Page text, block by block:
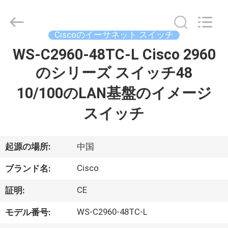
家
ビ
デ
オ
Ciscoのイーサネット スイッチ
WS-C2960-48TC-L Cisco 2960
のシリーズ スイッチ48
10/100のLAN基盤のイメージ
スイッチ
起源の場所: 中国
ブランド名: Cisco
証明: CE
モデル番号: WS-C2960-48TC-L